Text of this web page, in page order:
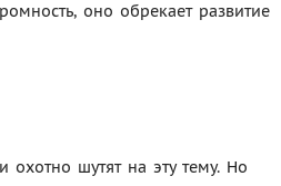
оно обрекает развитие
шутят на эту тему. Но